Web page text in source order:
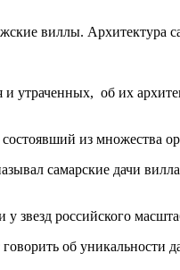
виллы. Архитектура
об их
из множества
самарские дачи
у звезд российского
об уникальности